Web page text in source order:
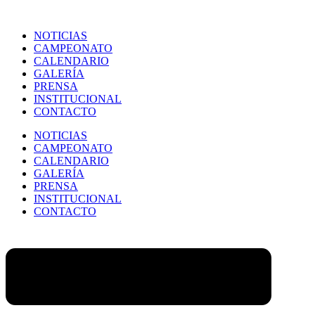
NOTICIAS
CAMPEONATO
CALENDARIO
GALERÍA
PRENSA
INSTITUCIONAL
CONTACTO
NOTICIAS
CAMPEONATO
CALENDARIO
GALERÍA
PRENSA
INSTITUCIONAL
CONTACTO